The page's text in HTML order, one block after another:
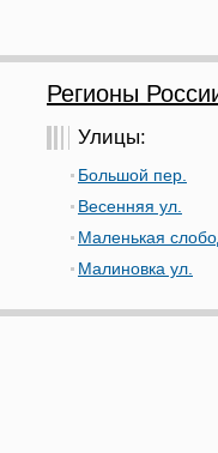
Регионы
Улицы:
Большой пер.
Весенняя ул.
Маленькая
Малиновка ул.